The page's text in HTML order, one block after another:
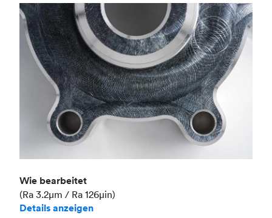
Branche Luft- und Raumfahrt
Wie bearbeitet
(Ra 3.2μm / Ra 126μin)
Details anzeigen